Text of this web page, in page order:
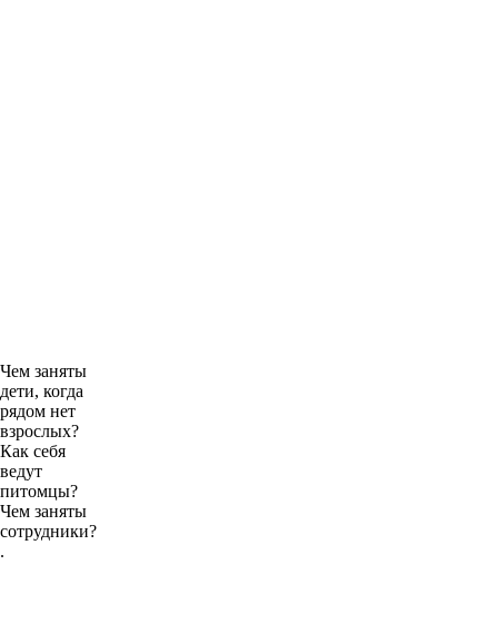
Чем заняты
дети, когда
рядом нет
взрослых?
Как себя
ведут
питомцы?
Чем заняты
сотрудники?
.